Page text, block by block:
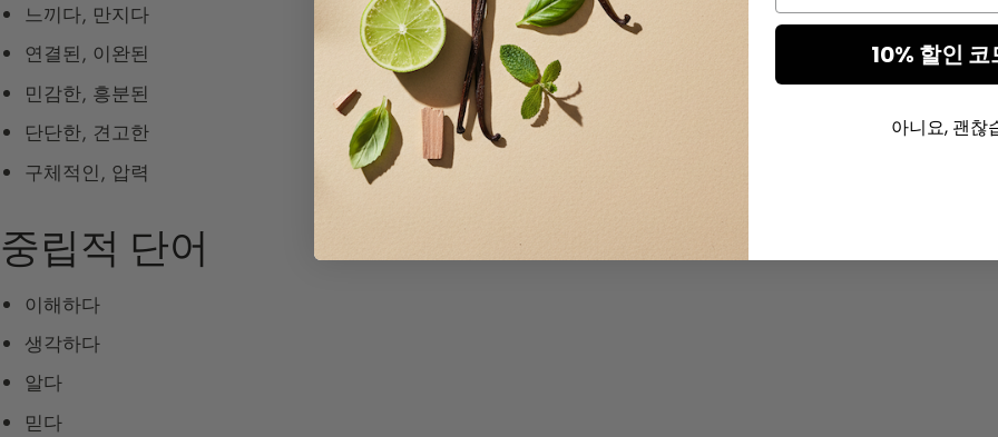
느끼다, 만지다
연결된, 이완된
민감한, 흥분된
단단한, 견고한
구체적인, 압력
중립적 단어
이해하다
생각하다
알다
믿다
10% 할인 코
아니요, 괜찮